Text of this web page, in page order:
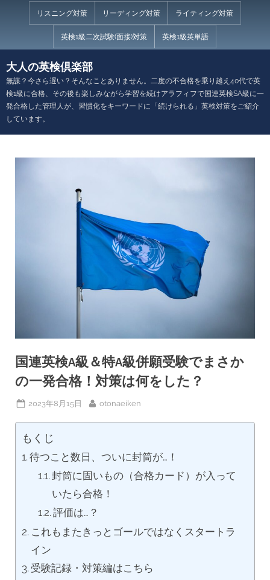
リスニング対策 リーディング対策 ライティング対策
英検1級二次試験(面接)対策 英検1級英単語
大人の英検倶楽部
無謀？今さら遅い？そんなことありません。二度の不合格を乗り越え40代で英
検1級に合格、その後も楽しみながら学習を続けアラフィフで国連英検SA級に一
発合格した管理人が、習慣化をキーワードに「続けられる」英検対策をご紹介
しています。
国連英検A級＆特A級併願受験でまさか
の一発合格！対策は何をした？
Posted
2023年8月15日 By
otonaeiken
もくじ
待つこと数日、ついに封筒が…！
封筒に固いもの（合格カード）が入って
いたら合格！
評価は…？
これもまたきっとゴールではなくスタートラ
イン
受験記録・対策編はこちら